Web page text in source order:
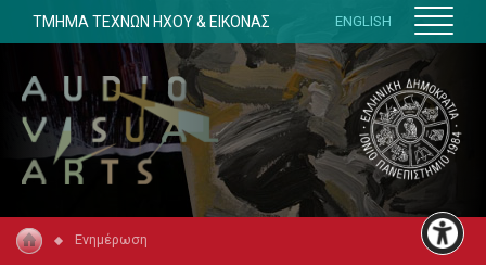
ΤΜΗΜΑ ΤΕΧΝΩΝ ΗΧΟΥ & ΕΙΚΟΝΑΣ ENGLISH
Ενημέρωση